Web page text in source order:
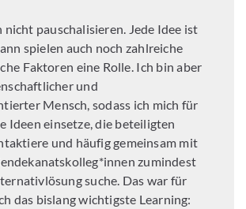
nicht pauschalisieren. Jede Idee ist
spielen auch noch zahlreiche
Faktoren eine Rolle. Ich bin aber
und
Mensch, sodass ich mich für
Ideen einsetze, die beteiligten
und häufig gemeinsam mit
zumindest
suche. Das war für
das bislang wichtigste Learning: